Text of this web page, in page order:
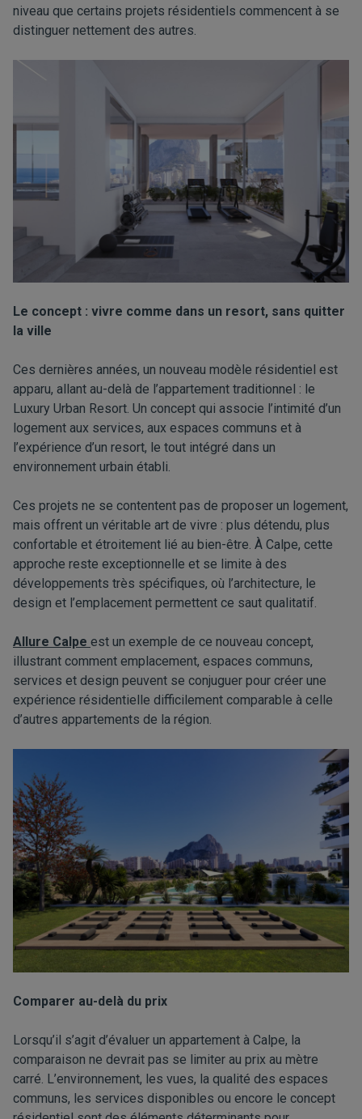
niveau que certains projets résidentiels commencent à se
distinguer nettement des autres.
Le concept : vivre comme dans un resort, sans quitter
la ville
Ces dernières années, un nouveau modèle résidentiel est
apparu, allant au-delà de l’appartement traditionnel : le
Luxury Urban Resort. Un concept qui associe l’intimité d’un
logement aux services, aux espaces communs et à
l’expérience d’un resort, le tout intégré dans un
environnement urbain établi.
Ces projets ne se contentent pas de proposer un logement,
mais offrent un véritable art de vivre : plus détendu, plus
confortable et étroitement lié au bien-être. À Calpe, cette
approche reste exceptionnelle et se limite à des
développements très spécifiques, où l’architecture, le
design et l’emplacement permettent ce saut qualitatif.
Allure Calpe est un exemple de ce nouveau concept,
illustrant comment emplacement, espaces communs,
services et design peuvent se conjuguer pour créer une
expérience résidentielle difficilement comparable à celle
d’autres appartements de la région.
Comparer au-delà du prix
Lorsqu’il s’agit d’évaluer un appartement à Calpe, la
comparaison ne devrait pas se limiter au prix au mètre
carré. L’environnement, les vues, la qualité des espaces
communs, les services disponibles ou encore le concept